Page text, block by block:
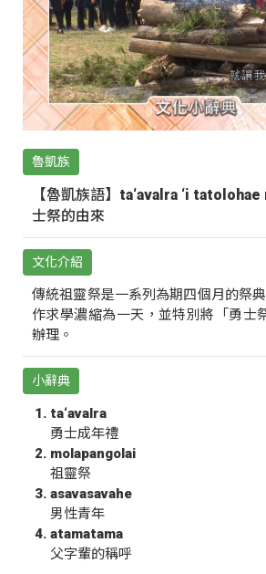
魯凱族
【魯凱族語】ta‘avalra ‘i
士祭的由來
文化介紹
傳統祖靈祭是一系列為期四個月的祭
作求學濃縮為一天，並特別將「勇士
辦理。
小辭典
ta‘avalra
勇士成年禮
molapangolai
祖靈祭
asavasavahe
男性青年
atamatama
父字輩的稱呼